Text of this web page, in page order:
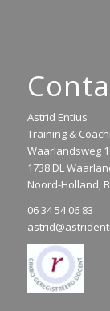
Astrid Entius
Training &
Waarlandsweg
1738 DL
Noord-Holland,
06 34 54 06 83